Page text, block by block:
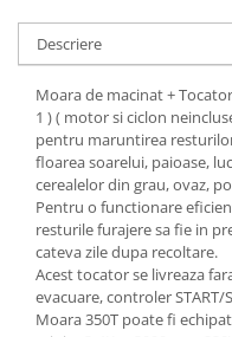
Zootehnie
Incubatoare, oparitoare si
deplumatoare
Echipamente pentru
Aparate de tuns animale
Piese si accesorii aparate
animale
Tarcuri animale
Semanatori
Masini batut stalpi si
Descriere
Moara de macinat +
1 ) ( motor si ciclon
pentru maruntirea
floarea soarelui, paioase,
cerealelor din grau, ovaz,
Pentru o functionare
resturile furajere sa fie in
cateva zile dupa recoltare.
Acest tocator se livreaza
evacuare, controler
Moara 350T poate fi